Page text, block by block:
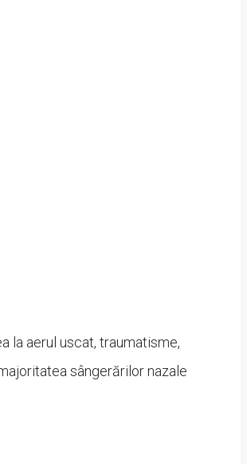
la aerul uscat, traumatisme,
sângerărilor nazale